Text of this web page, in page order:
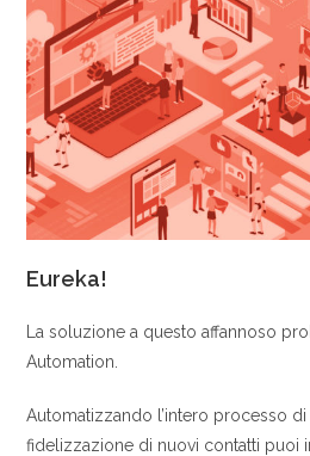
Eureka!
La soluzione a questo affannoso
Automation.
Automatizzando l’intero processo
fidelizzazione di nuovi contatti puoi